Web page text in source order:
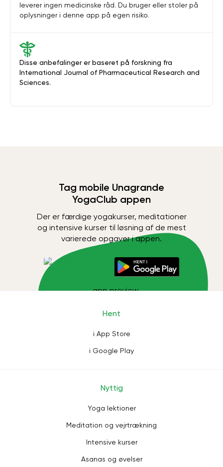
Disse anbefalinger er baseret på forskning fra
International Journal of Pharmaceutical Research and
Sciences.
leverer ingen medicinske råd. Du bruger eller stoler på
oplysninger i denne app på egen risiko.
Tag mobile Unagrande
YogaClub appen
Der er færdige yogakurser, meditationer
og intensive kurser til løsning af de mest
varierede opgaver i appen.
Hent
i App Store
i Google Play
Nyttig
Yoga lektioner
Meditation og vejrtrækning
Intensive kurser
Asanas og øvelser